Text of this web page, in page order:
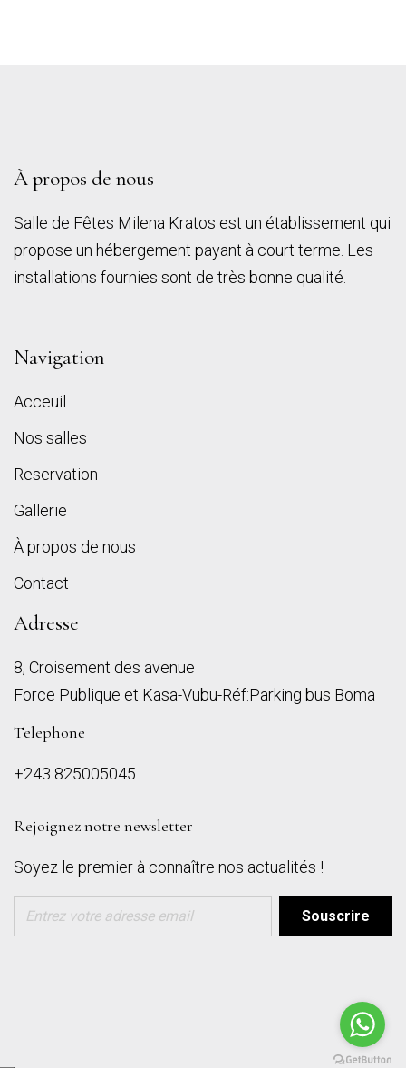
À propos de nous
Salle de Fêtes Milena Kratos est un établissement qui
propose un hébergement payant à court terme. Les
installations fournies sont de très bonne qualité.
Navigation
Acceuil
Nos salles
Reservation
Gallerie
À propos de nous
Contact
Adresse
8, Croisement des avenue
Force Publique et Kasa-Vubu-Réf:Parking bus Boma
Telephone
+243 825005045
Rejoignez notre newsletter
Soyez le premier à connaître nos actualités !